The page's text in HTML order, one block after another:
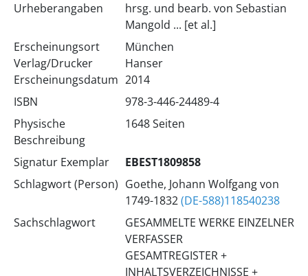
Urheberangaben
hrsg. und bearb. von Sebastian
Mangold ... [et al.]
Erscheinungsort
Verlag/Drucker
Erscheinungsdatum
München
Hanser
2014
ISBN
978-3-446-24489-4
Physische
Beschreibung
1648 Seiten
Signatur Exemplar
EBEST1809858
Schlagwort (Person) Goethe, Johann Wolfgang von
1749-1832(DE-588)118540238
Sachschlagwort
GESAMMELTE WERKE EINZELNER
VERFASSER
GESAMTREGISTER +
INHALTSVERZEICHNISSE +